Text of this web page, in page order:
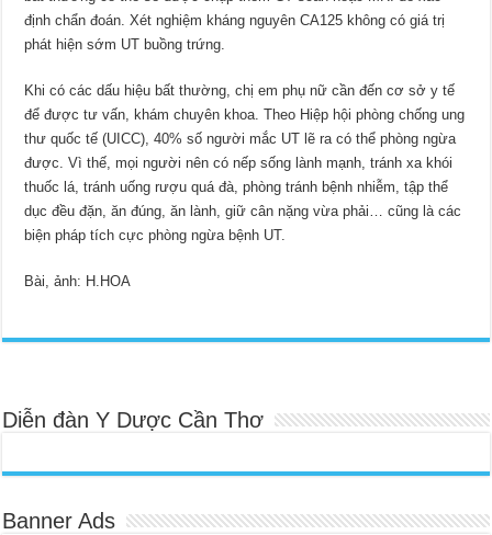
định chẩn đoán. Xét nghiệm kháng nguyên CA125 không có giá trị
phát hiện sớm UT buồng trứng.
Khi có các dấu hiệu bất thường, chị em phụ nữ cần đến cơ sở y tế
để được tư vấn, khám chuyên khoa. Theo Hiệp hội phòng chống ung
thư quốc tế (UICC), 40% số người mắc UT lẽ ra có thể phòng ngừa
được. Vì thế, mọi người nên có nếp sống lành mạnh, tránh xa khói
thuốc lá, tránh uống rượu quá đà, phòng tránh bệnh nhiễm, tập thể
dục đều đặn, ăn đúng, ăn lành, giữ cân nặng vừa phải… cũng là các
biện pháp tích cực phòng ngừa bệnh UT.
Bài, ảnh: H.HOA
Diễn đàn Y Dược Cần Thơ
Banner Ads